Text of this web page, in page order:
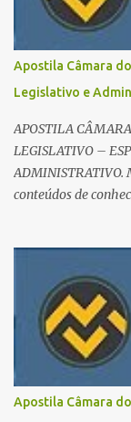
bata todo o
sucesso:
para foco total;
Direito
Apostila Câmara
Legislativo e
APOSTILA
LEGISLATIVO –
conteúdos de
realidade, e o
Gestão) se
Com exigência de
oferece 35 vagas
mil . O que estudar
a concorrência da
conteúdo
Português, Inglês,
Apostila Câmara